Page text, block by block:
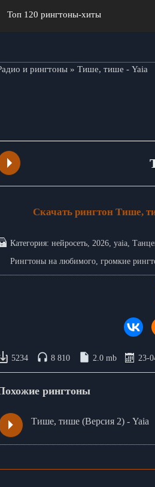
Топ 120 рингтоны-хиты
и рингтоны» Тише, тише - Yaia
Скачать рингтон Тише,
Категория: нейросеть, 2026, yaia,
Рингтоны на любимого, громкие
5234 8 810 2.0 mb 23-
рингтоны
Тише, тише (Версия 2) - Yaia